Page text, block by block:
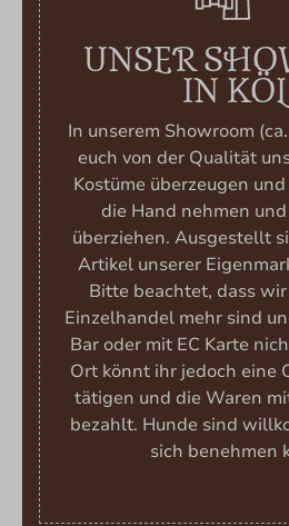
UNSER
IN
In unserem Showroom
euch von der Qualität
Kostüme überzeugen
die Hand nehmen
überziehen. Ausgestellt
Artikel unserer
Bitte beachtet, dass
Einzelhandel mehr sind
Bar oder mit EC Karte
Ort könnt ihr jedoch eine
tätigen und die Waren
bezahlt. Hunde sind
sich benehmen